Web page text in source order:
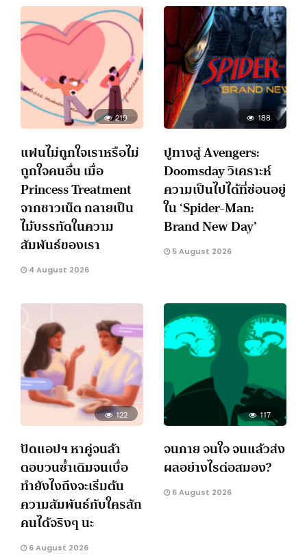
219
แฟนไม่ถูกใจเราหรือไม่
ถูกใจคนอื่น เมื่อ
Princess Treatment
จากชาวเน็ต กลายเป็น
ไม้บรรทัดในความ
สัมพันธ์ของเรา
4 August 2026
188
ปูทางสู่ Avengers:
Doomsday วิเคราะห์
ความเป็นไปได้ที่ซ่อนอยู่
ใน ‘Spider-Man:
Brand New Day’
5 August 2026
122
ปัดแอปฯ หาคู่จนล้า
ตอบวนซ้ำเดิมจนเบื่อ
ทำยังไงถึงจะเริ่มต้น
ความสัมพันธ์กับใครสัก
คนได้จริงๆ นะ
6 August 2026
117
จนกาย จนใจ จนแล้วส่ง
ผลอย่างไรต่อสมอง?
6 August 2026